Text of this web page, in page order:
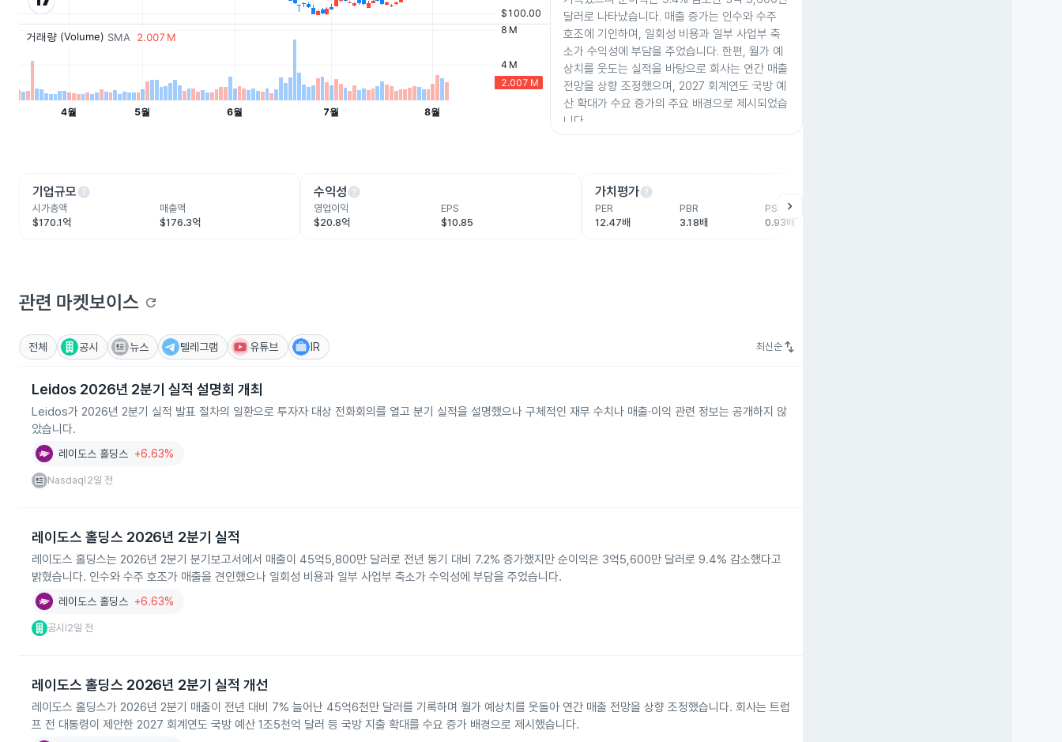
달러로 나타났습니다. 매출 증가는 인수와 수주
호조에 기인하며, 일회성 비용과 일부 사업부 축
소가 수익성에 부담을 주었습니다. 한편, 월가 예
상치를 웃도는 실적을 바탕으로 회사는 연간 매출
전망을 상향 조정했으며, 2027 회계연도 국방 예
산 확대가 수요 증가의 주요 배경으로 제시되었습
니다.
powered by TradingView
기업규모help
시가총액
$170.1억
매출액
$176.3억
수익성help
영업이익
$20.8억
EPS
$10.85
가치평가help
PER
12.47배
PBR
3.18배
PSR
0.93배
chevron_right
관련 마켓보이스 refresh
전체 공시 뉴스 텔레그램 유튜브 IR 최신순 swap_vert
Leidos 2026년 2분기 실적 설명회 개최
Leidos가 2026년 2분기 실적 발표 절차의 일환으로 투자자 대상 전화회의를 열고 분기 실적을 설명했으나 구체적인 재무 수치나 매출·이익 관련 정보는 공개하지 않
았습니다.
레이도스 홀딩스 +6.63%
Nasdaq 2일 전
레이도스 홀딩스 2026년 2분기 실적
레이도스 홀딩스는 2026년 2분기 분기보고서에서 매출이 45억5,800만 달러로 전년 동기 대비 7.2% 증가했지만 순이익은 3억5,600만 달러로 9.4% 감소했다고
밝혔습니다. 인수와 수주 호조가 매출을 견인했으나 일회성 비용과 일부 사업부 축소가 수익성에 부담을 주었습니다.
레이도스 홀딩스 +6.63%
공시 2일 전
레이도스 홀딩스 2026년 2분기 실적 개선
레이도스 홀딩스가 2026년 2분기 매출이 전년 대비 7% 늘어난 45억6천만 달러를 기록하며 월가 예상치를 웃돌아 연간 매출 전망을 상향 조정했습니다. 회사는 트럼
프 전 대통령이 제안한 2027 회계연도 국방 예산 1조5천억 달러 등 국방 지출 확대를 수요 증가 배경으로 제시했습니다.